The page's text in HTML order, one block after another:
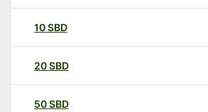
10SBD
20SBD
50SBD